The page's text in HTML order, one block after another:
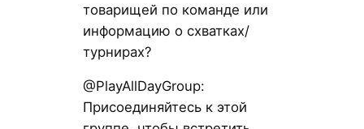
товарищей по команде или
информацию о схватках/
турнирах?
@PlayAllDayGroup:
Присоединяйтесь к этой